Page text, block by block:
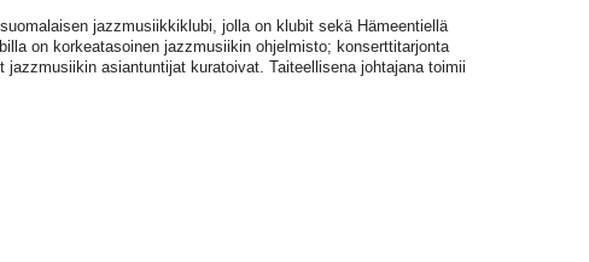
jazzmusiikkiklubi, jolla on klubit sekä Hämeentiellä
on korkeatasoinen jazzmusiikin ohjelmisto; konserttitarjonta
asiantuntijat kuratoivat. Taiteellisena johtajana toimii